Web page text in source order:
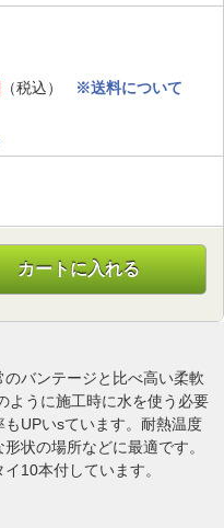
（税込） ※送料について
カートに入れる
バンテージと比べ高い柔軟
ように施工時に水を使う必要
UPいsています。耐熱温度
状の場所などに最適です。
10本付しています。